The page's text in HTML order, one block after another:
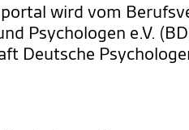
wird vom
Psychologen e.V.
Deutsche